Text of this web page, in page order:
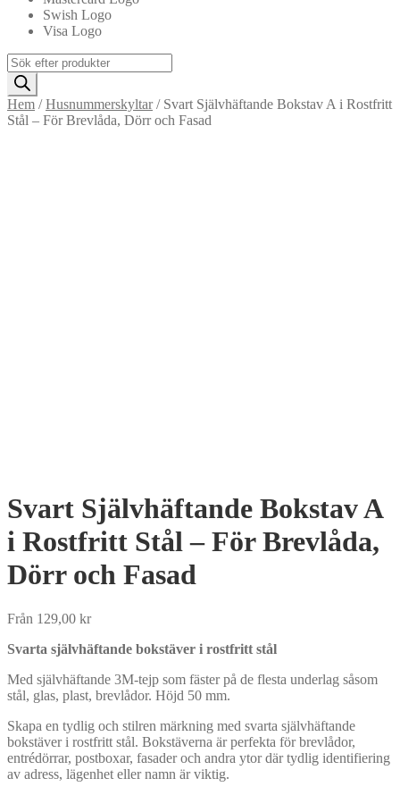
Swish Logo
Visa Logo
Products
search
Hem /Husnummerskyltar/ Svart Självhäftande Bokstav A i Rostfritt
Stål – För Brevlåda, Dörr och Fasad
Svart Självhäftande Bokstav A
i Rostfritt Stål – För Brevlåda,
Dörr och Fasad
Från 129,00 kr
Svarta självhäftande bokstäver i rostfritt stål
Med självhäftande 3M-tejp som fäster på de flesta underlag såsom
stål, glas, plast, brevlådor. Höjd 50 mm.
Skapa en tydlig och stilren märkning med svarta självhäftande
bokstäver i rostfritt stål. Bokstäverna är perfekta för brevlådor,
entrédörrar, postboxar, fasader och andra ytor där tydlig identifiering
av adress, lägenhet eller namn är viktig.